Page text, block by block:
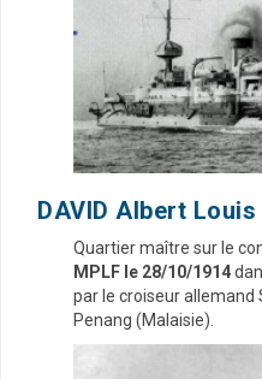
DAVID Albert
Quartier maître sur le
MPLF le 28/10/1914
par le croiseur allemand
Penang (Malaisie).